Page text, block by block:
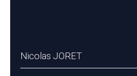
Nicolas JORET